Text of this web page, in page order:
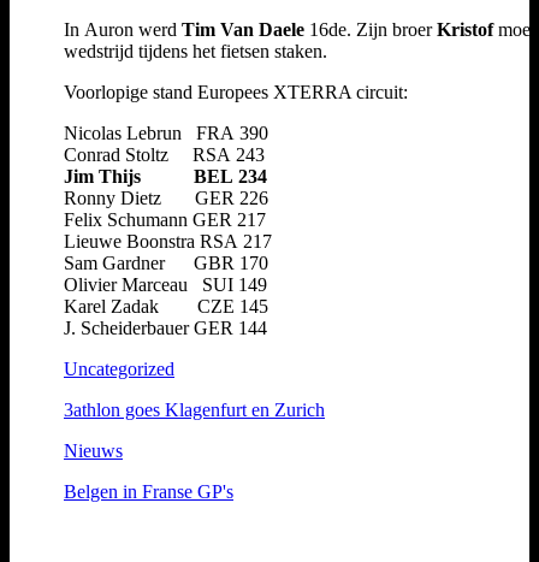
In Auron werd Tim Van Daele 16de. Zijn broerKristof
wedstrijd tijdens het fietsen staken.
Voorlopige stand Europees XTERRA circuit:
Nicolas Lebrun FRA 390
Conrad Stoltz RSA 243
Jim Thijs BEL 234
Ronny Dietz GER 226
Felix Schumann GER 217
Lieuwe Boonstra RSA 217
Sam Gardner GBR 170
Olivier Marceau SUI 149
Karel Zadak CZE 145
J. Scheiderbauer GER 144
Uncategorized
3athlon goes Klagenfurt en Zurich
Nieuws
Belgen in Franse GP's